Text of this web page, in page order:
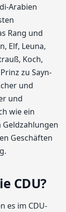
Arabien
Rang und
Elf, Leuna,
Koch,
zu Sayn-
und
und
wie ein
Geschäften
CDU?
es im CDU-